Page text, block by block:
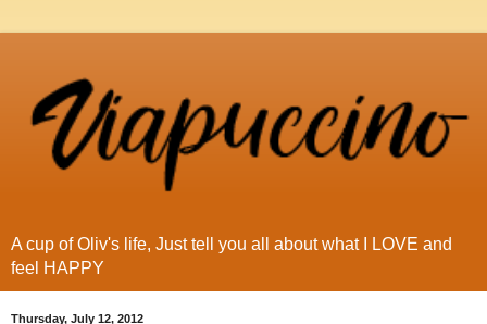
A cup of Oliv's life, Just tell you all about what I LOVE and
feel HAPPY
Thursday, July 12, 2012